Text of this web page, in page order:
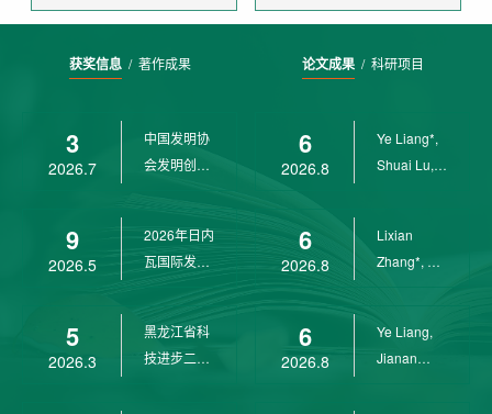
获奖信息/ 著作成果
3
2026.7
中国发明协
会发明创业
9
2026.5
2026年日内
瓦国际发明
5
2026.3
黑龙江省科
技进步二等
论文成果/ 科研项目
6
2026.8
Ye Liang*,
Shuai Lu,
6
2026.8
Lixian
Zhang*, Ye
6
2026.8
Ye Liang,
Jianan